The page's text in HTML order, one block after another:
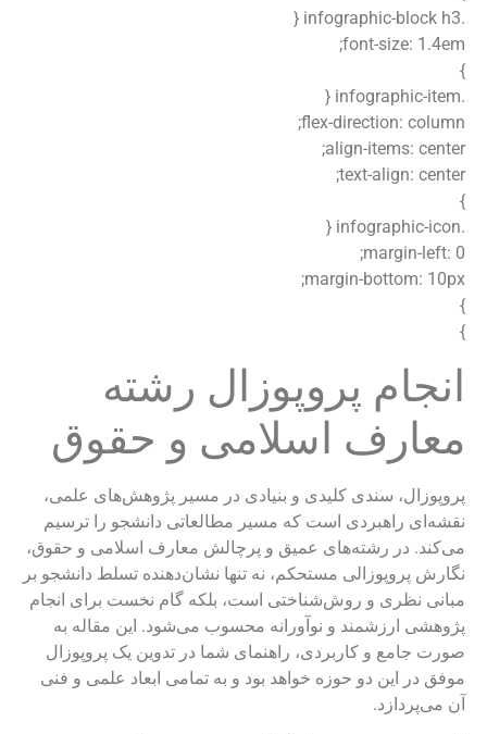
.infographic-block h3 {
font-size: 1.4em;
}
.infographic-item {
flex-direction: column;
align-items: center;
text-align: center;
}
.infographic-icon {
margin-left: 0;
margin-bottom: 10px;
}
}
انجام پروپوزال رشته
معارف اسلامی و حقوق
پروپوزال، سندی کلیدی و بنیادی در مسیر پژوهش‌های علمی،
نقشه‌ای راهبردی است که مسیر مطالعاتی دانشجو را ترسیم
می‌کند. در رشته‌های عمیق و پرچالش معارف اسلامی و حقوق،
نگارش پروپوزالی مستحکم، نه تنها نشان‌دهنده تسلط دانشجو بر
مبانی نظری و روش‌شناختی است، بلکه گام نخست برای انجام
پژوهشی ارزشمند و نوآورانه محسوب می‌شود. این مقاله به
صورت جامع و کاربردی، راهنمای شما در تدوین یک پروپوزال
موفق در این دو حوزه خواهد بود و به تمامی ابعاد علمی و فنی
آن می‌پردازد.